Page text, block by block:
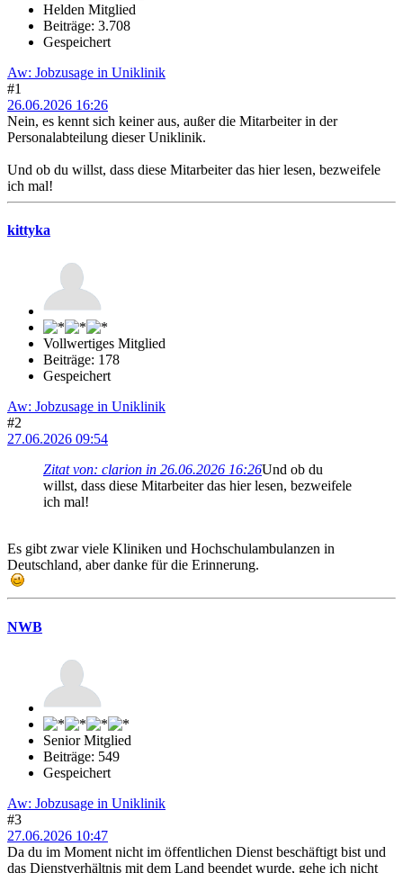
Helden Mitglied
Beiträge: 3.708
Gespeichert
Aw: Jobzusage in Uniklinik
#1
26.06.2026 16:26
Nein, es kennt sich keiner aus, außer die Mitarbeiter in der
Personalabteilung dieser Uniklinik.
Und ob du willst, dass diese Mitarbeiter das hier lesen, bezweifele
ich mal!
kittyka
Vollwertiges Mitglied
Beiträge: 178
Gespeichert
Aw: Jobzusage in Uniklinik
#2
27.06.2026 09:54
Zitat von: clarion in 26.06.2026 16:26Und ob du
willst, dass diese Mitarbeiter das hier lesen, bezweifele
ich mal!
Es gibt zwar viele Kliniken und Hochschulambulanzen in
Deutschland, aber danke für die Erinnerung.
NWB
Senior Mitglied
Beiträge: 549
Gespeichert
Aw: Jobzusage in Uniklinik
#3
27.06.2026 10:47
Da du im Moment nicht im öffentlichen Dienst beschäftigt bist und
das Dienstverhältnis mit dem Land beendet wurde, gehe ich nicht